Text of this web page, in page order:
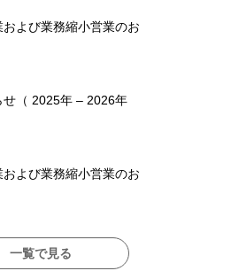
および業務縮小営業のお
（ 2025年 – 2026年
および業務縮小営業のお
一覧で見る